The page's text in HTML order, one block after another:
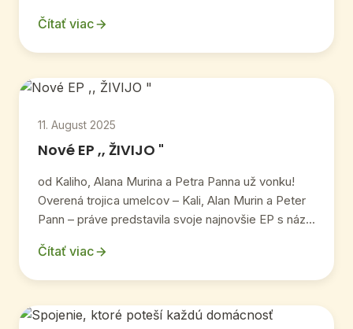
Čítať viac
11. August 2025
Nové EP ,, ŽIVIJO "
od Kaliho, Alana Murina a Petra Panna už vonku!
Overená trojica umelcov – Kali, Alan Murin a Peter
Pann – práve predstavila svoje najnovšie EP s náz...
Čítať viac